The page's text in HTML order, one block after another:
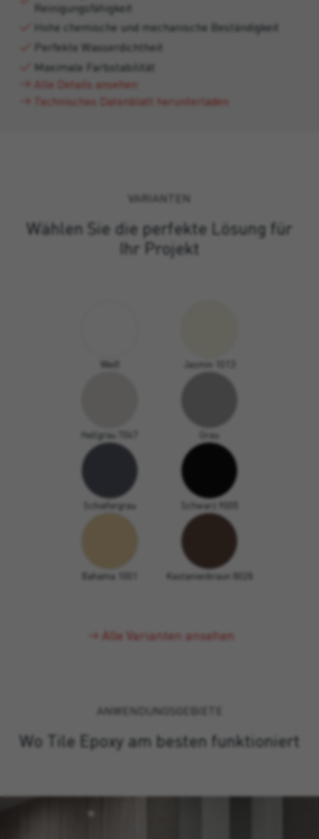
Reinigungsfähigkeit
Hohe chemische und mechanische Beständigkeit
Perfekte Wasserdichtheit
Maximale Farbstabilität
Alle Details ansehen
Technisches Datenblatt herunterladen
VARIANTEN
Wählen Sie die perfekte Lösung für
Ihr Projekt
Weiß Jasmin 1013
Hellgrau 7047 Grau
Schiefergrau Schwarz 9005
Bahama 1001 Kastanienbraun 8028
Alle Varianten ansehen
ANWENDUNGSGEBIETE
Wo Tile Epoxy am besten funktioniert